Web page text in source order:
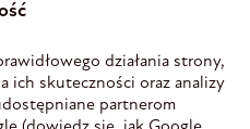
działania strony,
ich skuteczności oraz analizy
partnerom